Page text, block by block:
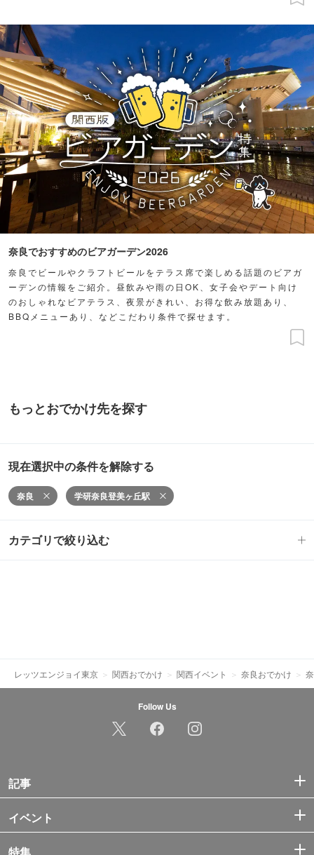
奈良でおすすめのビアガーデン2026
奈良でビールやクラフトビールをテラス席で楽しめる話題のビアガ
ーデンの情報をご紹介。昼飲みや雨の日OK、女子会やデート向け
のおしゃれなビアテラス、夜景がきれい、お得な飲み放題あり、
BBQメニューあり、などこだわり条件で探せます。
もっとおでかけ先を探す
現在選択中の条件を解除する
奈良 学研奈良登美ヶ丘駅
カテゴリで絞り込む
レッツエンジョイ東京 関西おでかけ 関西イベント 奈良おでかけ
Follow Us
記事
イベント